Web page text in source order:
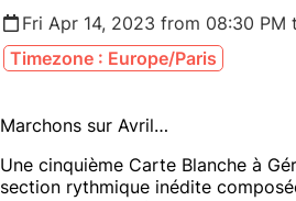
Fri Apr 14, 2023 from 08:30 PM
Timezone : Europe/Paris
Marchons sur Avril…
Une cinquième Carte Blanche à
section rythmique inédite